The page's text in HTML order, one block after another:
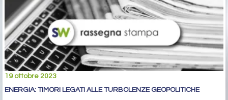
19 ottobre 2023
ENERGIA: TIMORI LEGATI ALLE TURBOLENZE GEOPOLITICHE